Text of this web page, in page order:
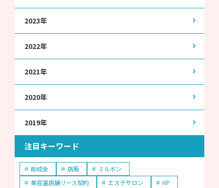
2023年
2022年
2021年
2020年
2019年
注目キーワード
助成金 店販
ミルボン
美容室店舗リース契約
エステサロン
HP